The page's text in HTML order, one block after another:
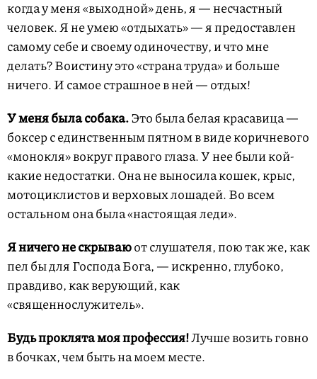
когда у меня «выходной» день, я — несчастный
человек. Я не умею «отдыхать» — я предоставлен
самому себе и своему одиночеству, и что мне
делать? Воистину это «страна труда» и больше
ничего. И самое страшное в ней — отдых!
У меня была собака.Это была белая красавица —
боксер с единственным пятном в виде коричневого
«монокля» вокруг правого глаза. У нее были кой-
какие недостатки. Она не выносила кошек, крыс,
мотоциклистов и верховых лошадей. Во всем
остальном она была «настоящая леди».
Я ничего не скрываюот слушателя, пою так же, как
пел бы для Господа Бога, — искренно, глубоко,
правдиво, как верующий, как
«священнослужитель».
Будь проклята моя профессия!Лучше возить говно
в бочках, чем быть на моем месте.